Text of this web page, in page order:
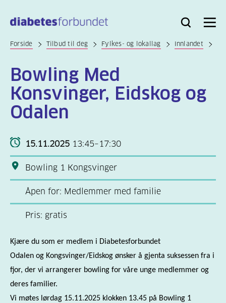
hovedinnhold
Bli
Logg
Søk Meny
Forside Tilbud til deg Fylkes- og lokallag Innlandet
Bowling Med
Konsvinger, Eidskog og
Odalen
15.11.2025 13:45–17:30
Bowling 1 Kongsvinger
Åpen for: Medlemmer med familie
Pris: gratis
Kjære du som er medlem i Diabetesforbundet
Odalen og Kongsvinger/Eidskog ønsker å gjenta suksessen fra i
fjor, der vi arrangerer bowling for våre unge medlemmer og
deres familier.
Vi møtes lørdag 15.11.2025 klokken 13.45 på Bowling 1